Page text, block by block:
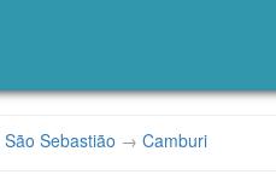
São Sebastião → Camburi